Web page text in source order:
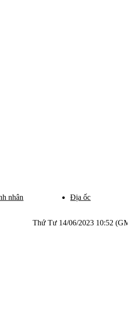
nhân Địa ốc
Thứ Tư 14/06/2023 10:52